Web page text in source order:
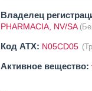
Владелец
PHARMACIA, NV/SA
Код ATX: N05CD05
Активное вещество: